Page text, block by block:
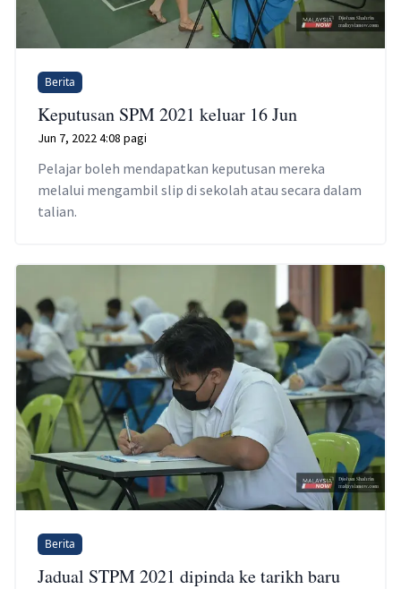
Berita
Keputusan SPM 2021 keluar 16 Jun
Jun 7, 2022 4:08 pagi
Pelajar boleh mendapatkan keputusan mereka
melalui mengambil slip di sekolah atau secara dalam
talian.
Berita
Jadual STPM 2021 dipinda ke tarikh baru